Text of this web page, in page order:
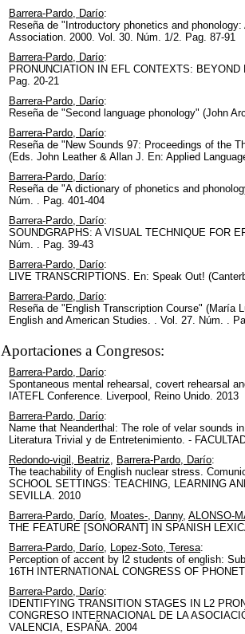
Barrera-Pardo, Darío:
Reseña de "Introductory phonetics and
Association. 2000. Vol. 30. Núm. 1/2. Pag. 87-91
Barrera-Pardo, Darío:
PRONUNCIATION IN EFL CONTEXTS:
Pag. 20-21
Barrera-Pardo, Darío:
Reseña de "Second language phonology" (John
Barrera-Pardo, Darío:
Reseña de "New Sounds 97: Proceedings of the
(Eds. John Leather & Allan J. En: Applied
Barrera-Pardo, Darío:
Reseña de "A dictionary of phonetics and
Núm. . Pag. 401-404
Barrera-Pardo, Darío:
SOUNDGRAPHS: A VISUAL TECHNIQUE FOR
Núm. . Pag. 39-43
Barrera-Pardo, Darío:
LIVE TRANSCRIPTIONS. En: Speak Out!
Barrera-Pardo, Darío:
Reseña de "English Transcription Course" (María
English and American Studies. . Vol. 27. Núm. .
Aportaciones a Congresos:
Barrera-Pardo, Darío:
Spontaneous mental rehearsal, covert rehearsal
IATEFL Conference. Liverpool, Reino Unido. 2013
Barrera-Pardo, Darío:
Name that Neanderthal: The role of velar sounds
Literatura Trivial y de Entretenimiento. -
Redondo-vigil, Beatriz, Barrera-Pardo, Darío:
The teachability of English nuclear stress.
SCHOOL SETTINGS: TEACHING, LEARNING
SEVILLA. 2010
Barrera-Pardo, Darío, Moates-, Danny, ALONSO-
THE FEATURE [SONORANT] IN SPANISH
Barrera-Pardo, Darío, Lopez-Soto, Teresa:
Perception of accent by l2 students of english:
16TH INTERNATIONAL CONGRESS OF
Barrera-Pardo, Darío:
IDENTIFYING TRANSITION STAGES IN L2
CONGRESO INTERNACIONAL DE LA
VALENCIA, ESPAÑA. 2004